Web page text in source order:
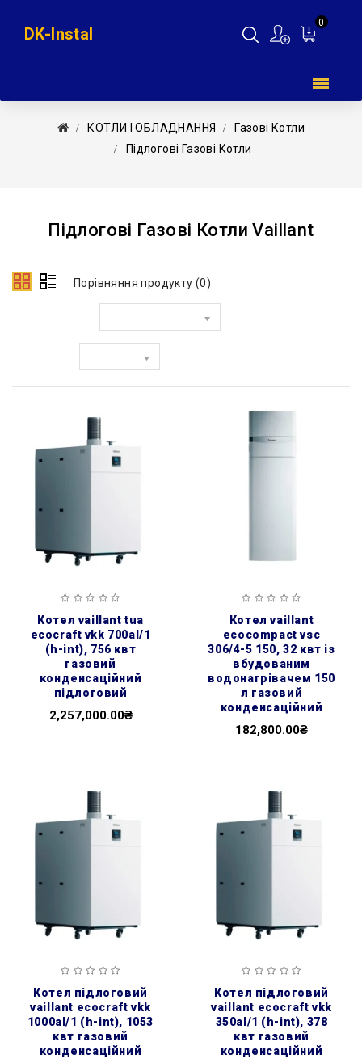
0
DK-Instal
КОТЛИ І ОБЛАДНАННЯ
Газові Котли
Підлогові Газові Котли
Підлогові Газові Котли Vaillant
Порівняння продукту (0)
котел vaillant tua
ecocraft vkk 700al/1
(h-int), 756 квт
газовий
конденсаційний
підлоговий
2,257,000.00₴
котел vaillant
ecocompact vsc
306/4-5 150, 32 квт із
вбудованим
водонагрівачем 150
л газовий
конденсаційний
182,800.00₴
котел підлоговий
vaillant ecocraft vkk
1000al/1 (h-int), 1053
квт газовий
конденсаційний
котел підлоговий
vaillant ecocraft vkk
350al/1 (h-int), 378
квт газовий
конденсаційний